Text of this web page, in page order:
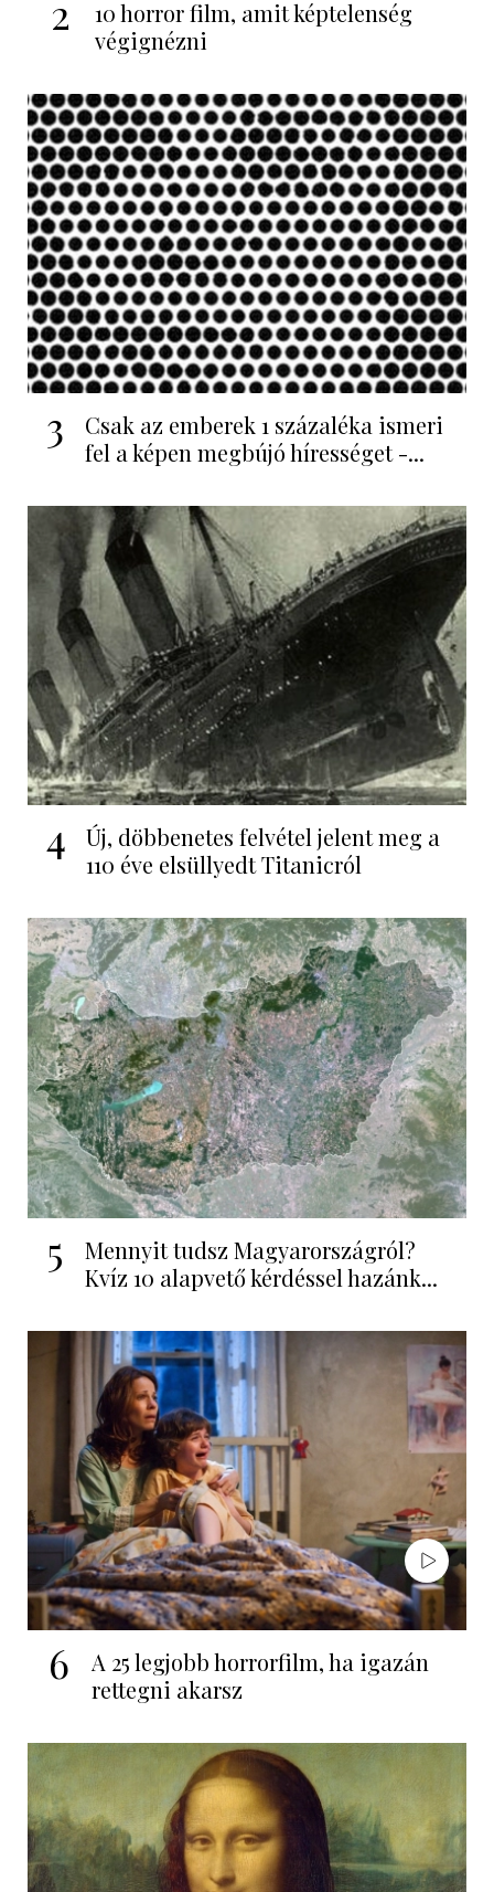
2
10 horror film, amit képtelenség
végignézni
3
Csak az emberek 1 százaléka ismeri
fel a képen megbújó hírességet -...
4
Új, döbbenetes felvétel jelent meg a
110 éve elsüllyedt Titanicról
5
Mennyit tudsz Magyarországról?
Kvíz 10 alapvető kérdéssel hazánk...
6
A 25 legjobb horrorfilm, ha igazán
rettegni akarsz